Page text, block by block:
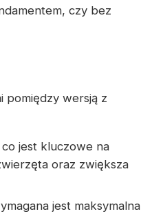
czy bez
pomiędzy wersją z
jest kluczowe na
oraz zwiększa
jest maksymalna